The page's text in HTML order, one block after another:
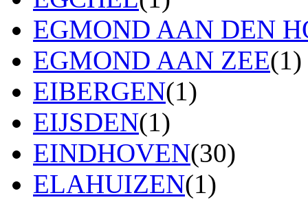
EGMOND AAN DEN
EGMOND AAN ZEE(1)
EIBERGEN(1)
EIJSDEN(1)
EINDHOVEN(30)
ELAHUIZEN(1)